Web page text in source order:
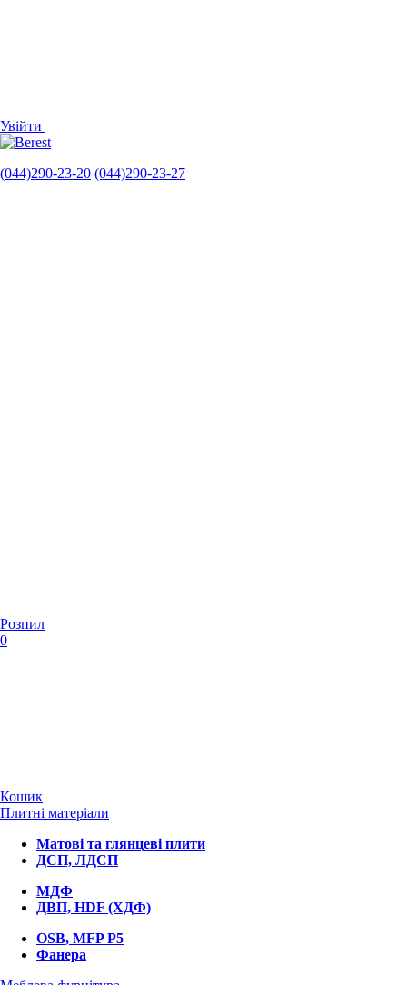
Увійти
(044)290-23-20 (044)290-23-27
Розпил
0
Кошик
Плитні матеріали
Матові та глянцеві плити
ДСП, ЛДСП
МДФ
ДВП, HDF (ХДФ)
OSB, MFP P5
Фанера